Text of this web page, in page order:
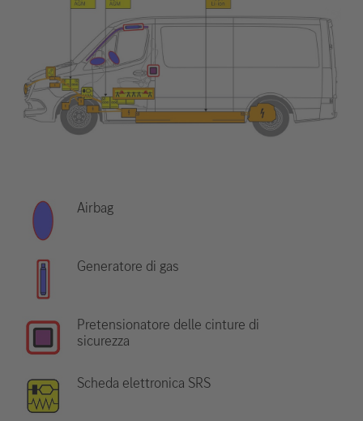
Airbag
Generatore di gas
Pretensionatore delle cinture di
sicurezza
Scheda elettronica SRS